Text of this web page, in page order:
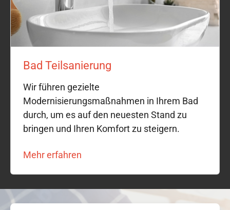
Bad Teilsanierung
Wir führen gezielte
Modernisierungsmaßnahmen in Ihrem Bad
durch, um es auf den neuesten Stand zu
bringen und Ihren Komfort zu steigern.
Mehr erfahren